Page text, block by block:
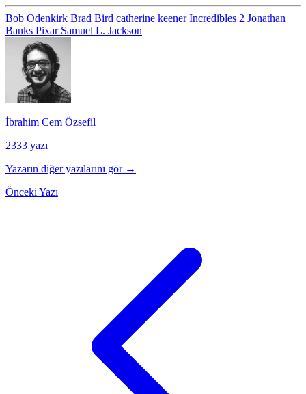
Bob Odenkirk Brad Bird catherine keenerIncredibles 2 Jonathan
Banks Pixar Samuel L. Jackson
İbrahim Cem Özsefil
2333 yazı
Yazarın diğer yazılarını gör →
Önceki Yazı